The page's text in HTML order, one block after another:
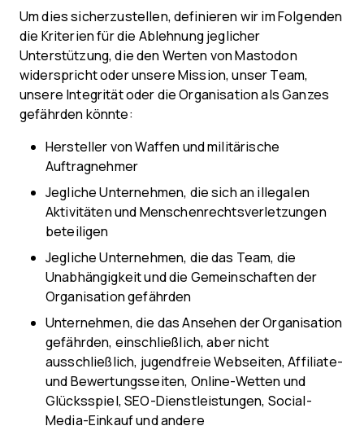
Um dies sicherzustellen, definieren wir im Folgenden
die Kriterien für die Ablehnung jeglicher
Unterstützung, die den Werten von Mastodon
widerspricht oder unsere Mission, unser Team,
unsere Integrität oder die Organisation als Ganzes
gefährden könnte:
Hersteller von Waffen und militärische
Auftragnehmer
Jegliche Unternehmen, die sich an illegalen
Aktivitäten und Menschenrechtsverletzungen
beteiligen
Jegliche Unternehmen, die das Team, die
Unabhängigkeit und die Gemeinschaften der
Organisation gefährden
Unternehmen, die das Ansehen der Organisation
gefährden, einschließlich, aber nicht
ausschließlich, jugendfreie Webseiten, Affiliate-
und Bewertungsseiten, Online-Wetten und
Glücksspiel, SEO-Dienstleistungen, Social-
Media-Einkauf und andere